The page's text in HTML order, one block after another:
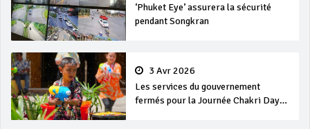
‘Phuket Eye’ assurera la sécurité
pendant Songkran
3 Avr 2026
Les services du gouvernement
fermés pour la Journée Chakri Day